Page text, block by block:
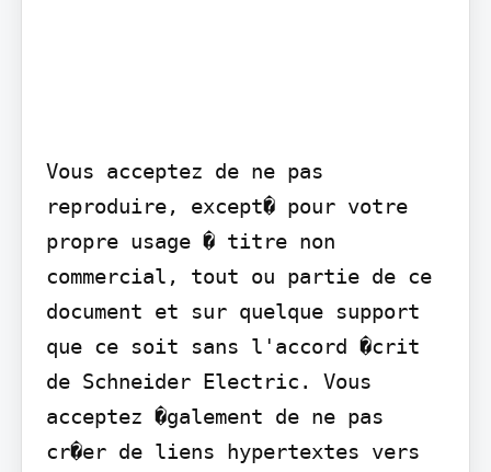
Vous acceptez de ne pas
reproduire, except� pour votre
propre usage � titre non
commercial, tout ou partie de ce
document et sur quelque support
que ce soit sans l'accord �crit
de Schneider Electric. Vous
acceptez �galement de ne pas
cr�er de liens hypertextes vers